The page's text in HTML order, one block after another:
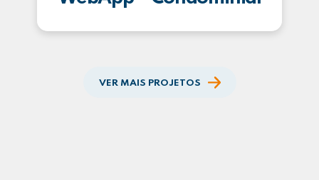
VER MAIS PROJETOS